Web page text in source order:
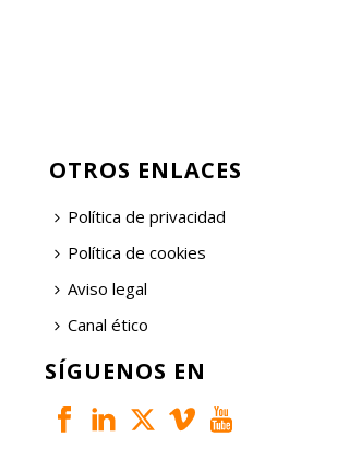
OTROS ENLACES
Política de privacidad
Política de cookies
Aviso legal
Canal ético
SÍGUENOS EN